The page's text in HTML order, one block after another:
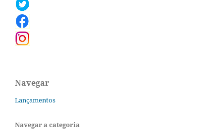
Navegar
Lançamentos
Navegar a categoria